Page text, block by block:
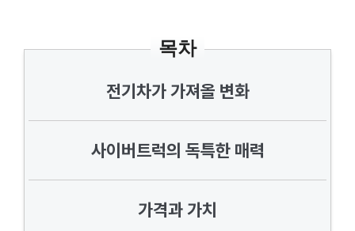
목차
전기차가 가져올 변화
사이버트럭의 독특한 매력
가격과 가치